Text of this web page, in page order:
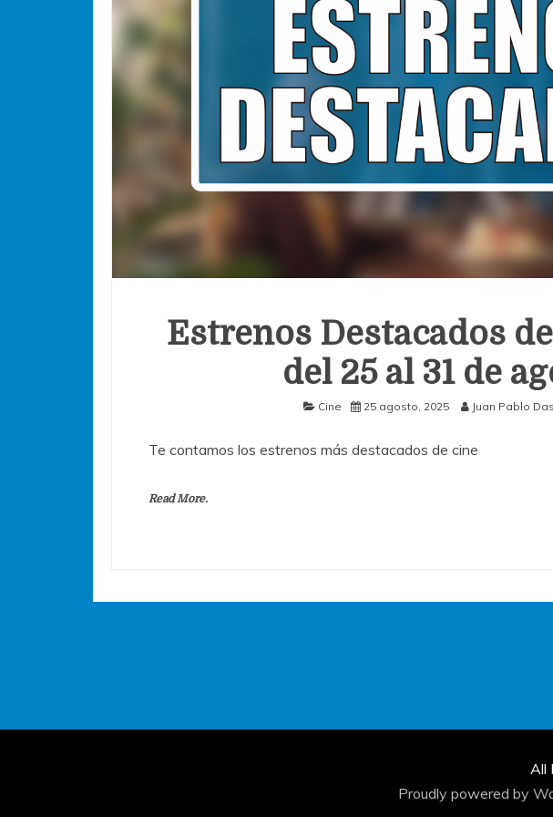
Estrenos Destacados
del 25 al 31 de
Cine 25 agosto, 2025 Juan Pablo
Te contamos los estrenos más destacados de cine
Read More.
All
Proudly powered by